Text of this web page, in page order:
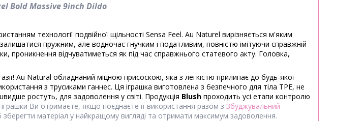
Bold Massive 9inch Dildo
технології подвійної щільності Sensa Feel. Au Naturel вирізняється м'яким
пружним, але водночас гнучким і податливим, повністю імітуючи справжній
проникнення відчуватиметься як під час справжнього статевого акту. Головка,
Au Natural обладнаний міцною присоскою, яка з легкістю прилипає до будь-якої
з трусиками ганнес. Ця іграшка виготовлена з безпечного для тіла TPE, не
ростуть, для задоволення у світі. Продукція Blush проходить усі етапи контролю
Ви отримаєте, якщо поєднаєте її використання разом з Збуджувальний
зберегти матеріал у найкращому вигляді та отримати максимум задоволення.